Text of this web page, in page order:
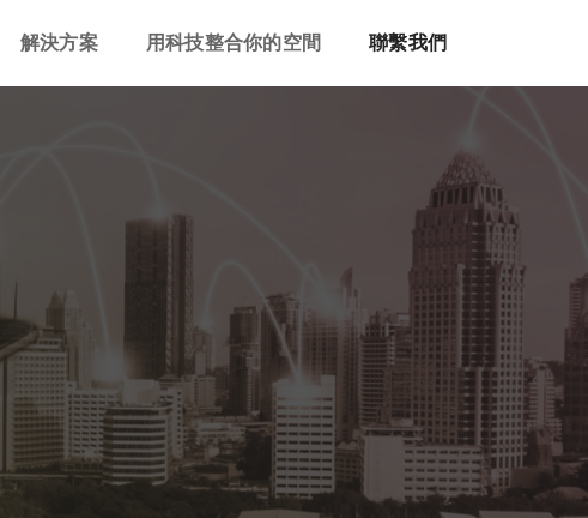
解決方案 用科技整合你的空間 聯繫我們